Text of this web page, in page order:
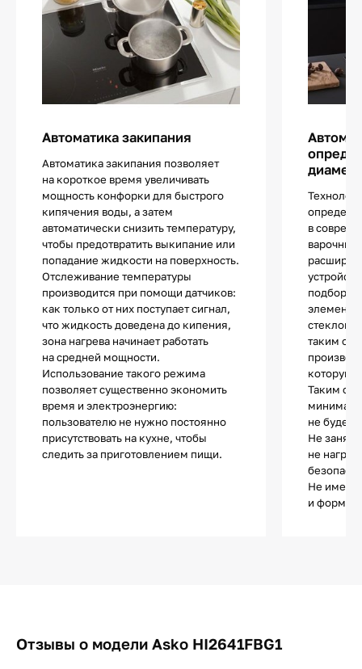
Автоматика закипания
Автоматика закипания позволяет
на короткое время увеличивать
мощность конфорки для быстрого
кипячения воды, а затем
автоматически снизить температуру,
чтобы предотвратить выкипание или
попадание жидкости на поверхность.
Отслеживание температуры
производится при помощи датчиков:
как только от них поступает сигнал,
что жидкость доведена до кипения,
зона нагрева начинает работать
на средней мощности.
Использование такого режима
позволяет существенно экономить
время и электроэнергию:
пользователю не нужно постоянно
присутствовать на кухне, чтобы
следить за приготовлением пищи.
в
варочных
подбор
элементы
таким
которую
Таким
не будет
Не
не
Не имеет
и форма
Отзывы о модели Asko HI2641FBG1